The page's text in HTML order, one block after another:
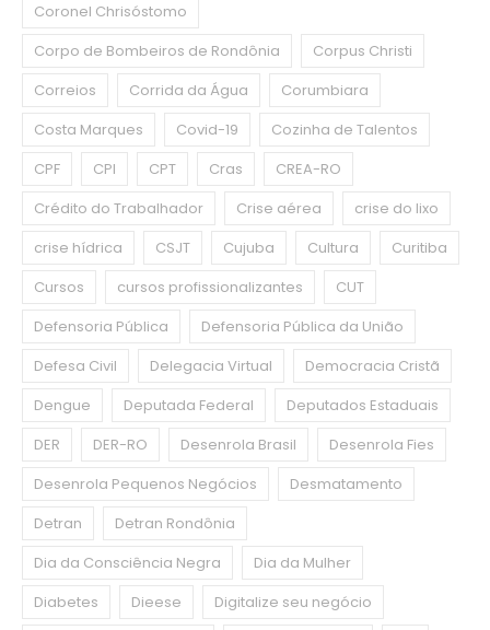
Coronel Chrisóstomo
Corpo de Bombeiros de Rondônia
Corpus Christi
Correios
Corrida da Água
Corumbiara
Costa Marques
Covid-19
Cozinha de Talentos
CPF
CPI CPT Cras
CREA-RO
Crédito do Trabalhador
Crise aérea
crise do lixo
crise hídrica
CSJT Cujuba Cultura
Curitiba
Cursos
cursos profissionalizantes
CUT
Defensoria Pública
Defensoria Pública da União
Defesa Civil
Delegacia Virtual
Democracia Cristã
Dengue
Deputada Federal
Deputados Estaduais
DER
DER-RO Desenrola Brasil
Desenrola Fies
Desenrola Pequenos Negócios
Desmatamento
Detran
Detran Rondônia
Dia da Consciência Negra
Dia da Mulher
Diabetes
Dieese
Digitalize seu negócio